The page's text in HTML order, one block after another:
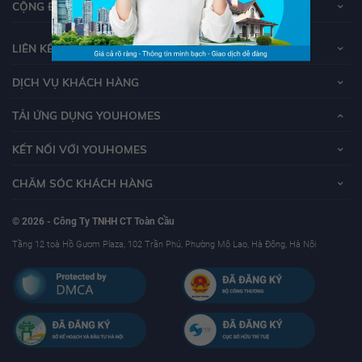
CỘNG ĐỒNG YOUHOMERS
LIÊN KẾT
DỊCH VỤ KHÁCH HÀNG
TẢI ỨNG DỤNG YOUHOMES
KẾT NỐI VỚI YOUHOMES
CHĂM SÓC KHÁCH HÀNG
© 2026 - Công Ty TNHH CT Toàn Cầu
Tầng 12 toà Hồ Gươm Plaza, 102 Trần Phú, Phường Mộ Lao, Hà Đông, Hà Nội